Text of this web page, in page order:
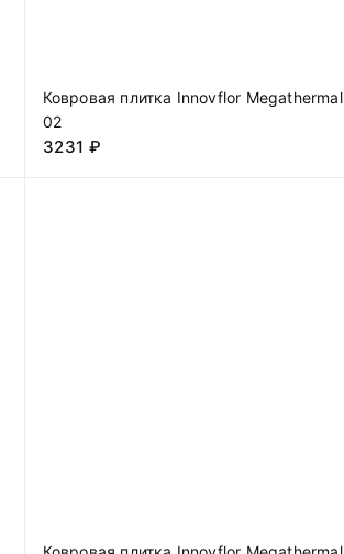
Ковровая плитка Innovflor Megathermal
02
3231 ₽